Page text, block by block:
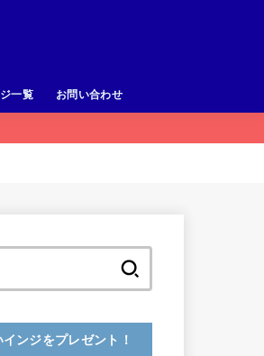
一覧 お問い合わせ
ンジをプレゼント！